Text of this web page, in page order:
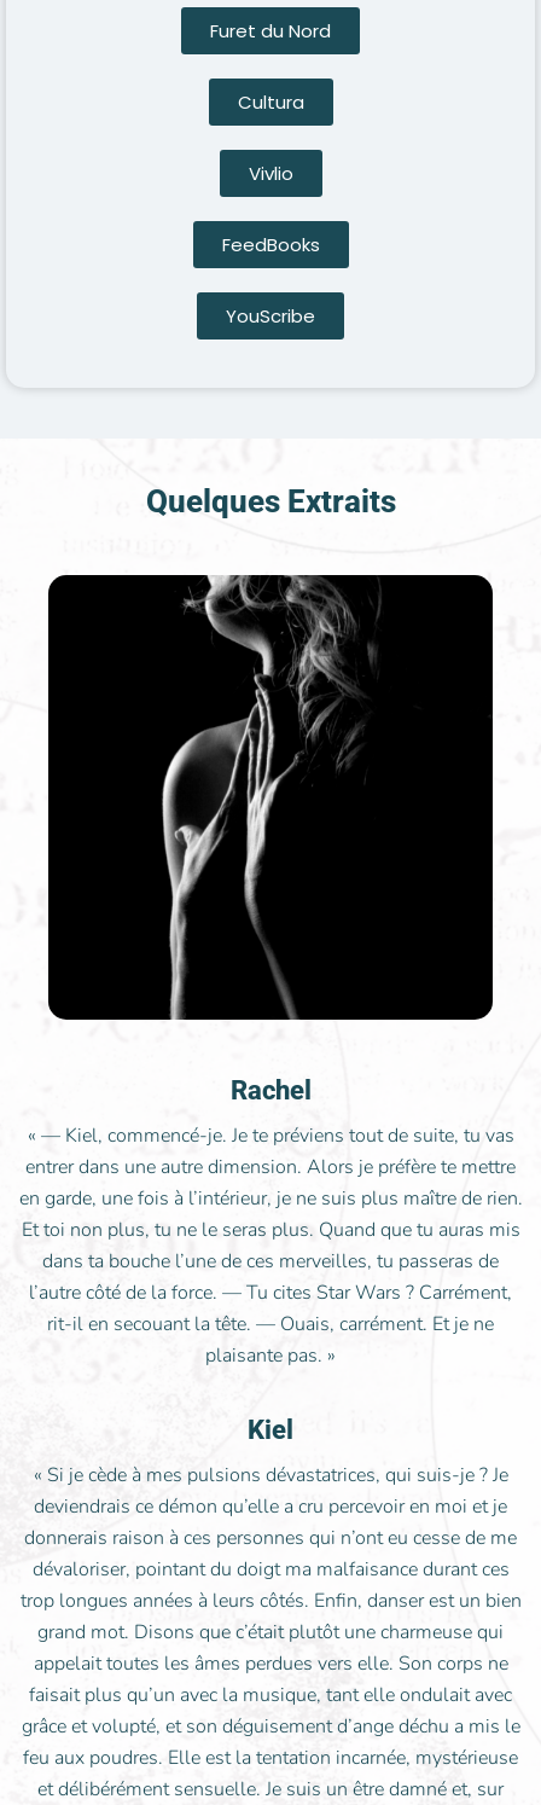
Furet du Nord
Cultura
Vivlio
FeedBooks
YouScribe
Quelques Extraits
Rachel
« — Kiel, commencé-je. Je te préviens tout de suite, tu vas
entrer dans une autre dimension. Alors je préfère te mettre
en garde, une fois à l’intérieur, je ne suis plus maître de rien.
Et toi non plus, tu ne le seras plus. Quand que tu auras mis
dans ta bouche l’une de ces merveilles, tu passeras de
l’autre côté de la force. — Tu cites Star Wars ? Carrément,
rit-il en secouant la tête. — Ouais, carrément. Et je ne
plaisante pas. »
Kiel
« Si je cède à mes pulsions dévastatrices, qui suis-je ? Je
deviendrais ce démon qu’elle a cru percevoir en moi et je
donnerais raison à ces personnes qui n’ont eu cesse de me
dévaloriser, pointant du doigt ma malfaisance durant ces
trop longues années à leurs côtés. Enfin, danser est un bien
grand mot. Disons que c’était plutôt une charmeuse qui
appelait toutes les âmes perdues vers elle. Son corps ne
faisait plus qu’un avec la musique, tant elle ondulait avec
grâce et volupté, et son déguisement d’ange déchu a mis le
feu aux poudres. Elle est la tentation incarnée, mystérieuse
et délibérément sensuelle. Je suis un être damné et, sur